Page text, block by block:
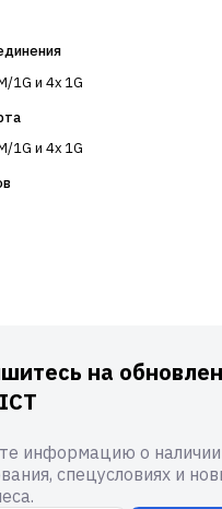
1G и 4x 1G
1G и 4x 1G
на
информацию о наличии
спецусловиях и